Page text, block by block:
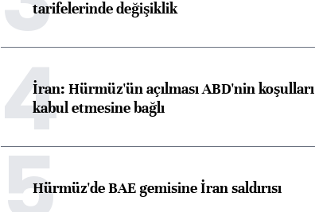
tarifelerinde değişiklik
4İran: Hürmüz'ün açılması ABD'nin koşulları
kabul etmesine bağlı
Hürmüz'de BAE gemisine İran saldırısı